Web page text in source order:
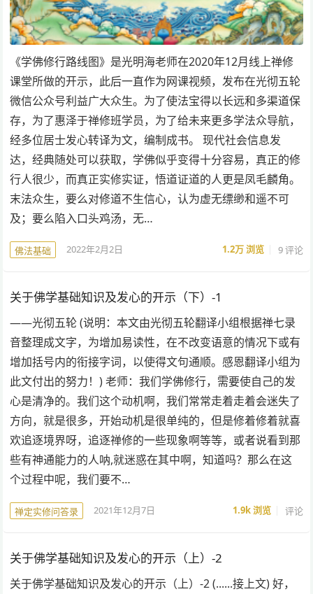
《学佛修行路线图》是光明海老师在2020年12月线上禅修
课堂所做的开示，此后一直作为网课视频，发布在光彻五轮
微信公众号利益广大众生。为了使法宝得以长远和多渠道保
存，为了惠泽于禅修班学员，为了给未来更多学法众导航，
经多位居士发心转译为文，编制成书。 现代社会信息发
达，经典随处可以获取，学佛似乎变得十分容易，真正的修
行人很少，而真正实修实证，悟道证道的人更是凤毛麟角。
末法众生，要么对修道不生信心，认为虚无缥缈和遥不可
及；要么陷入口头鸡汤，无…
佛法基础 2022年2月2日 1.2万浏览 9 评论
关于佛学基础知识及发心的开示（下）-1
——光彻五轮 (说明：本文由光彻五轮翻译小组根据禅七录
音整理成文字，为增加易读性，在不改变语意的情况下或有
增加括号内的衔接字词，以使得文句通顺。感恩翻译小组为
此文付出的努力！) 老师：我们学佛修行，需要使自己的发
心是清净的。我们这个动机啊，我们常常走着走着会迷失了
方向，就是很多，开始动机是很单纯的，但是修着修着就喜
欢追逐境界呀，追逐禅修的一些现象啊等等，或者说看到那
些有神通能力的人呐,就迷惑在其中啊，知道吗？那么在这
个过程中呢，我们要不…
禅定实修问答录 2021年12月7日 1.9k浏览 评论
关于佛学基础知识及发心的开示（上）-2
关于佛学基础知识及发心的开示（上）-2 (......接上文) 好，